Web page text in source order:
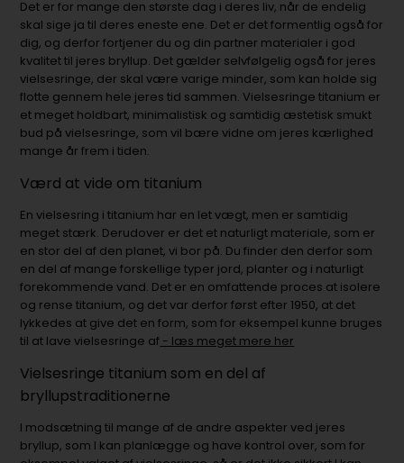
Det er for mange den største dag i deres liv, når de endelig
skal sige ja til deres eneste ene. Det er det formentlig også for
dig, og derfor fortjener du og din partner materialer i god
kvalitet til jeres bryllup. Det gælder selvfølgelig også for jeres
vielsesringe, der skal være varige minder, som kan holde sig
flotte gennem hele jeres tid sammen. Vielsesringe titanium er
et meget holdbart, minimalistisk og samtidig æstetisk smukt
bud på vielsesringe, som vil bære vidne om jeres kærlighed
mange år frem i tiden.
Værd at vide om titanium
En vielsesring i titanium har en let vægt, men er samtidig
meget stærk. Derudover er det et naturligt materiale, som er
en stor del af den planet, vi bor på. Du finder den derfor som
en del af mange forskellige typer jord, planter og i naturligt
forekommende vand. Det er en omfattende proces at isolere
og rense titanium, og det var derfor først efter 1950, at det
lykkedes at give det en form, som for eksempel kunne bruges
til at lave vielsesringe af - læs meget mere her
Vielsesringe titanium som en del af
bryllupstraditionerne
I modsætning til mange af de andre aspekter ved jeres
bryllup, som I kan planlægge og have kontrol over, som for